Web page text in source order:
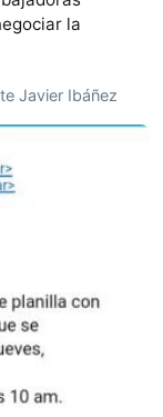
la
Javier Ibáñez